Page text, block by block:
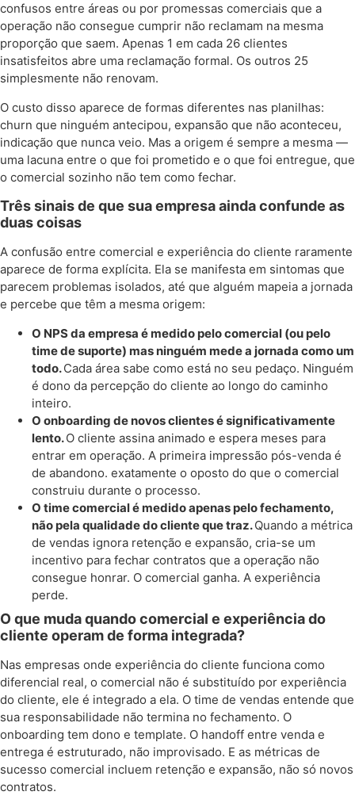
confusos entre áreas ou por promessas comerciais que a
operação não consegue cumprir não reclamam na mesma
proporção que saem. Apenas 1 em cada 26 clientes
insatisfeitos abre uma reclamação formal. Os outros 25
simplesmente não renovam.
O custo disso aparece de formas diferentes nas planilhas:
churn que ninguém antecipou, expansão que não aconteceu,
indicação que nunca veio. Mas a origem é sempre a mesma —
uma lacuna entre o que foi prometido e o que foi entregue, que
o comercial sozinho não tem como fechar.
Três sinais de que sua empresa ainda confunde as
duas coisas
A confusão entre comercial e experiência do cliente raramente
aparece de forma explícita. Ela se manifesta em sintomas que
parecem problemas isolados, até que alguém mapeia a jornada
e percebe que têm a mesma origem:
O NPS da empresa é medido pelo comercial (ou pelo
time de suporte) mas ninguém mede a jornada como um
todo.Cada área sabe como está no seu pedaço. Ninguém
é dono da percepção do cliente ao longo do caminho
inteiro.
O onboarding de novos clientes é significativamente
lento.O cliente assina animado e espera meses para
entrar em operação. A primeira impressão pós-venda é
de abandono. exatamente o oposto do que o comercial
construiu durante o processo.
O time comercial é medido apenas pelo fechamento,
não pela qualidade do cliente que traz.Quando a métrica
de vendas ignora retenção e expansão, cria-se um
incentivo para fechar contratos que a operação não
consegue honrar. O comercial ganha. A experiência
perde.
O que muda quando comercial e experiência do
cliente operam de forma integrada?
Nas empresas onde experiência do cliente funciona como
diferencial real, o comercial não é substituído por experiência
do cliente, ele é integrado a ela. O time de vendas entende que
sua responsabilidade não termina no fechamento. O
onboarding tem dono e template. O handoff entre venda e
entrega é estruturado, não improvisado. E as métricas de
sucesso comercial incluem retenção e expansão, não só novos
contratos.